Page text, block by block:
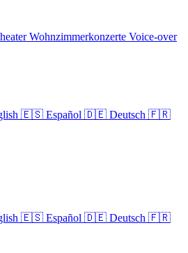
Wohnzimmerkonzerte Voice-over
🇪🇸 Español 🇩🇪 Deutsch 🇫🇷
🇪🇸 Español 🇩🇪 Deutsch 🇫🇷